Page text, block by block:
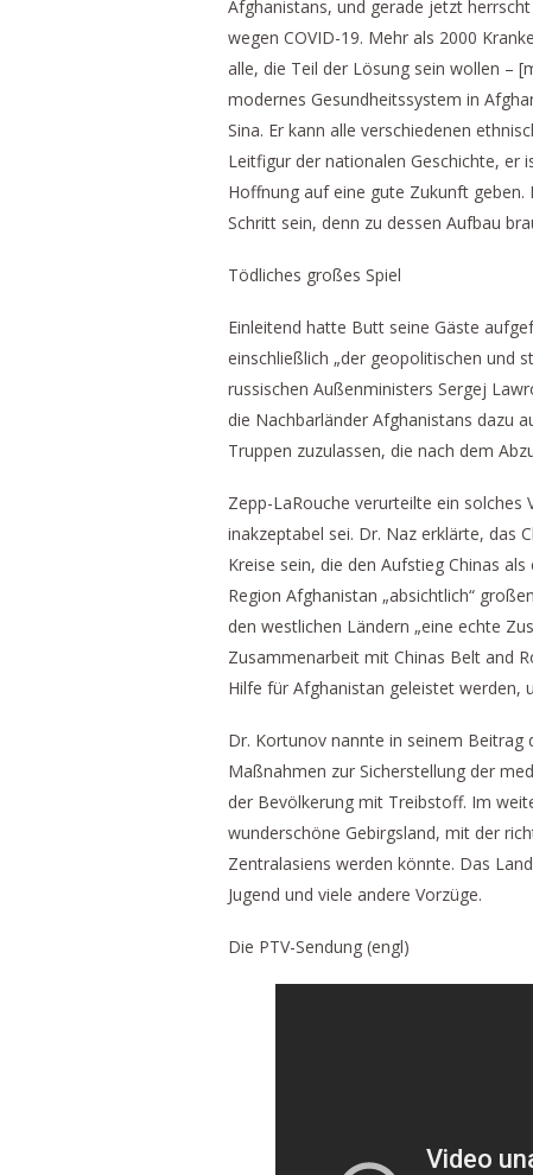
Afghanistans, und gerade jetzt
wegen COVID-19. Mehr als 2000
alle, die Teil der Lösung sein wollen –
modernes Gesundheitssystem in
Sina. Er kann alle verschiedenen
Leitfigur der nationalen Geschichte, er
Hoffnung auf eine gute Zukunft
Schritt sein, denn zu dessen Aufbau
Tödliches großes Spiel
Einleitend hatte Butt seine Gäste
einschließlich „der geopolitischen und
russischen Außenministers Sergej
die Nachbarländer Afghanistans dazu
Truppen zuzulassen, die nach dem
Zepp-LaRouche verurteilte ein solches
inakzeptabel sei. Dr. Naz erklärte, das
Kreise sein, die den Aufstieg Chinas
Region Afghanistan „absichtlich“
den westlichen Ländern „eine echte
Zusammenarbeit mit Chinas Belt and
Hilfe für Afghanistan geleistet werden,
Dr. Kortunov nannte in seinem
Maßnahmen zur Sicherstellung der
der Bevölkerung mit Treibstoff. Im
wunderschöne Gebirgsland, mit der
Zentralasiens werden könnte. Das
Jugend und viele andere Vorzüge.
Die PTV-Sendung (engl)